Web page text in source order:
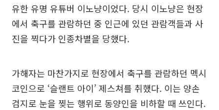
유한 유명 유튜버 이노냥이었다. 당시 이노냥은 현장
에서 축구를 관람하던 중 인근에 있던 관람객들과 사
진을 찍다가 인종차별을 당했다.
가해자는 마찬가지로 현장에서 축구를 관람하던 멕시
코인으로 ‘슬랜트 아이’ 제스쳐를 취했다. 이는 양손
검지로 눈을 찢는 행위로 동양인을 비하할 때 쓰인다.